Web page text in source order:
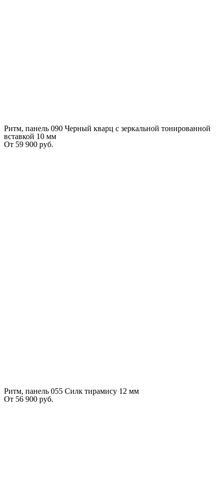
Ритм, панель 090 Черный кварц с зеркальной тонированной
вставкой 10 мм
От 59 900 руб.
Ритм, панель 055 Силк тирамису 12 мм
От 56 900 руб.